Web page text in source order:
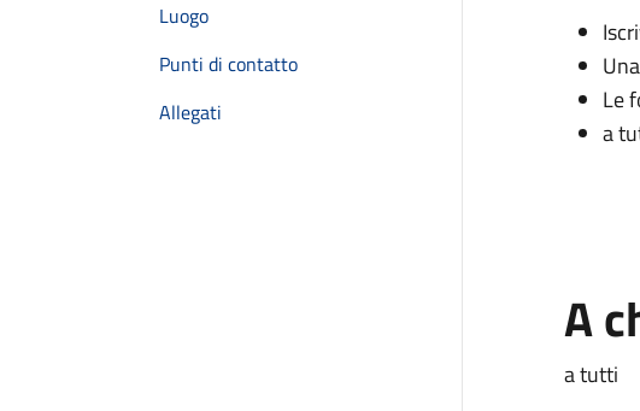
Luogo
Punti di contatto
Allegati
Le
a
A
a tutti